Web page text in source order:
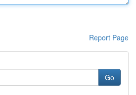
Report Page
Go